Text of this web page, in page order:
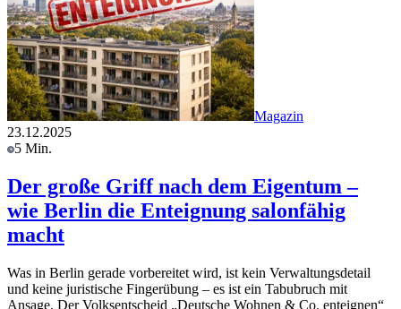
Magazin
23.12.2025
5 Min.
Der große Griff nach dem Eigentum –
wie Berlin die Enteignung salonfähig
macht
Was in Berlin gerade vorbereitet wird, ist kein Verwaltungsdetail
und keine juristische Fingerübung – es ist ein Tabubruch mit
Ansage. Der Volksentscheid „Deutsche Wohnen & Co. enteignen“